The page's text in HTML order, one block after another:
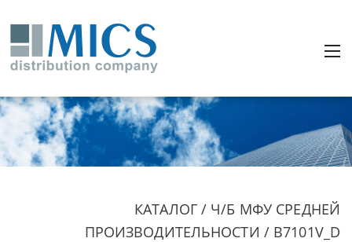
КАТАЛОГ / Ч/Б МФУ СРЕДНЕЙ
ПРОИЗВОДИТЕЛЬНОСТИ / B7101V_D